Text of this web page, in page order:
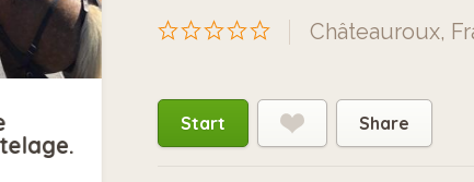
Châteauroux,
Start Share